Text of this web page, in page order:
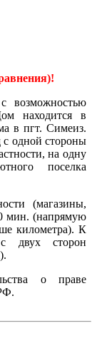
возможностью
находится в
в пгт. Симеиз.
с одной стороны
на одну
поселка
(магазины,
мин. (напрямую
километра). К
двух сторон
о праве